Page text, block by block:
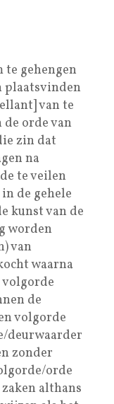
gehengen
plaatsvinden
van te
orde van
zin dat
na
te veilen
de gehele
kunst van de
worden
van
waarna
de
volgorde
deurwaarder
zonder
orde
althans